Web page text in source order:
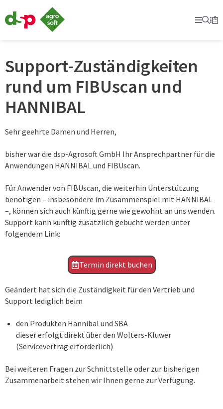
Support-Zuständigkeiten
rund um FIBUscan und
HANNIBAL
Sehr geehrte Damen und Herren,
bisher war die dsp-Agrosoft GmbH Ihr Ansprechpartner für die
Anwendungen HANNIBAL und FIBUscan.
Für Anwender von FIBUscan, die weiterhin Unterstützung
benötigen – insbesondere im Zusammenspiel mit HANNIBAL
–, können sich auch künftig gerne wie gewohnt an uns wenden.
Support kann künftig zusätzlich gebucht werden unter
folgendem Link:
Termin direkt buchen
Geändert hat sich die Zuständigkeit für den Vertrieb und
Support lediglich beim
den Produkten Hannibal und SBA
dieser erfolgt direkt über den Wolters-Kluwer
(Servicevertrag erforderlich)
Bei weiteren Fragen zur Schnittstelle oder zur bisherigen
Zusammenarbeit stehen wir Ihnen gerne zur Verfügung.